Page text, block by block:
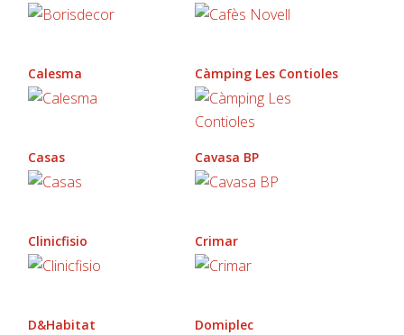
Calesma Càmping Les Contioles
Casas Cavasa BP
Clinicfisio Crimar
D&Habitat Domiplec